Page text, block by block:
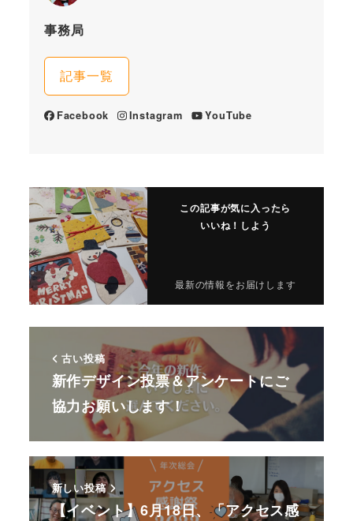
事務局
記事一覧
Facebook Instagram YouTube
この記事が気に入ったら
いいね！しよう
最新の情報をお届けします
古い投稿
新作デザイン投票＆アンケートにご
協力お願いします！
新しい投稿
【イベント】6月18日、「アクセス感